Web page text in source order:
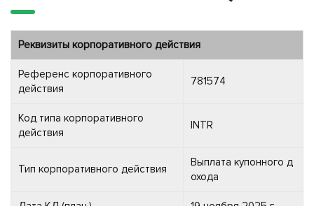
Реквизиты корпоративного действия
Референс корпоративного
действия
781574
Код типа корпоративного
действия
INTR
Тип корпоративного действия
Выплата купонного д
охода